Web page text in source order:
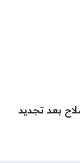
بعد تجديد